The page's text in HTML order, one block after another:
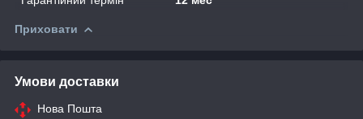
Приховати
Умови доставки
Нова Пошта